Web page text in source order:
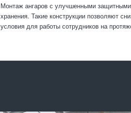
Монтаж ангаров с улучшенными
хранения. Такие конструкции позволяют
условия для работы сотрудников на